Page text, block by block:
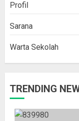
Profil
Sarana
Warta Sekolah
TRENDING